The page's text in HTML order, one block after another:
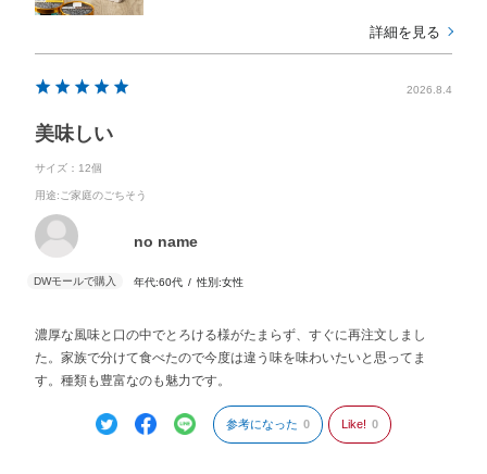
詳細を見る
2026.8.4
美味しい
サイズ：12個
用途:ご家庭のごちそう
no name
年代:60代 性別:女性
濃厚な風味と口の中でとろける様がたまらず、すぐに再注文しまし
た。家族で分けて食べたので今度は違う味を味わいたいと思ってま
す。種類も豊富なのも魅力です。
参考になった 0 Like! 0